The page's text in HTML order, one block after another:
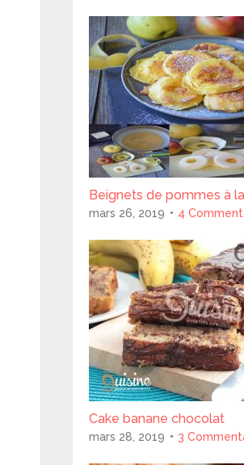
Beignets de pommes à
mars 26, 2019 4
Cake banane chocolat
mars 28, 2019 3